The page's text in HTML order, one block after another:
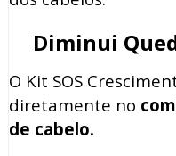
Diminui
O Kit SOS
diretamente no
de cabelo.